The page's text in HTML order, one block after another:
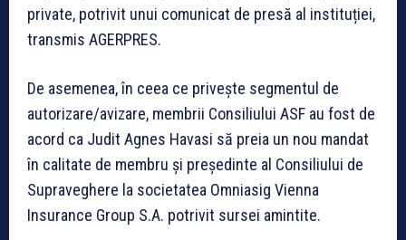
private, potrivit unui comunicat de presă al instituției,
transmis AGERPRES.
De asemenea, în ceea ce privește segmentul de
autorizare/avizare, membrii Consiliului ASF au fost de
acord ca Judit Agnes Havasi să preia un nou mandat
în calitate de membru și președinte al Consiliului de
Supraveghere la societatea Omniasig Vienna
Insurance Group S.A. potrivit sursei amintite.